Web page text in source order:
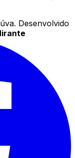
. Desenvolvido